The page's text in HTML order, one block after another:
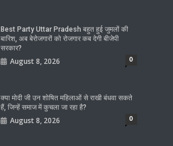
Best Party Uttar Pradesh बहुत हुई जुमलों की
बारिश, अब बेरोजगारों को रोजगार कब देगी बीजेपी
सरकार?
August 8, 2026 0
क्या मोदी जी उन शोषित महिलाओं से राखी बंधवा सकते
हैं, जिन्हें समाज में कुचला जा रहा है?
August 8, 2026 0